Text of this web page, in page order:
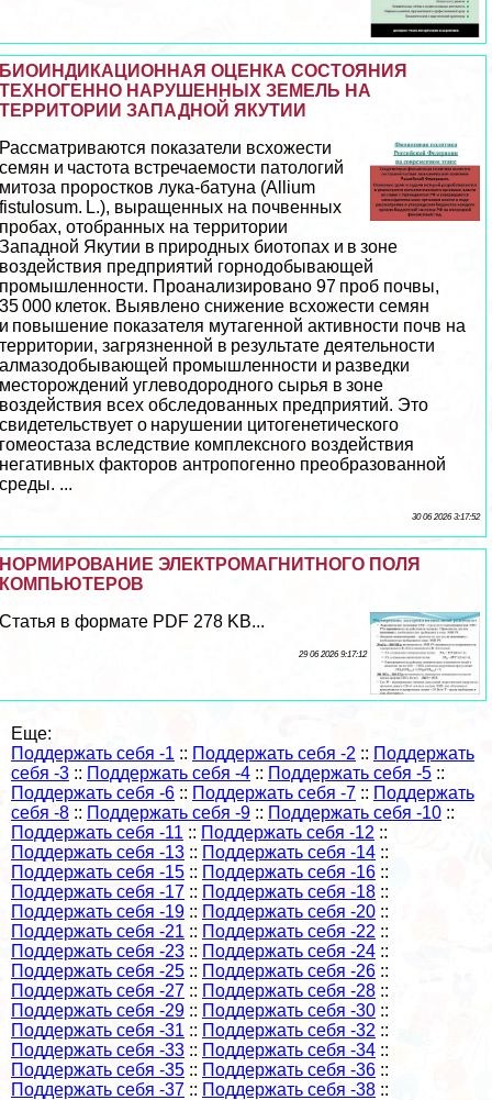
БИОИНДИКАЦИОННАЯ ОЦЕНКА СОСТОЯНИЯ
ТЕХНОГЕННО НАРУШЕННЫХ ЗЕМЕЛЬ НА
ТЕРРИТОРИИ ЗАПАДНОЙ ЯКУТИИ
Рассматриваются показатели всхожести
семян и частота встречаемости патологий
митоза проростков лука-батуна (Allium
fistulosum. L.), выращенных на почвенных
пробах, отобранных на территории
Западной Якутии в природных биотопах и в зоне
воздействия предприятий горнодобывающей
промышленности. Проанализировано 97 проб почвы,
35 000 клеток. Выявлено снижение всхожести семян
и повышение показателя мутагенной активности почв на
территории, загрязненной в результате деятельности
алмaзoдобывающей промышленности и разведки
месторождений углеводородного сырья в зоне
воздействия всех обследованных предприятий. Это
свидетельствует о нарушении цитогенетического
гомеостаза вследствие комплексного воздействия
негативных факторов антропогенно преобразованной
среды. ...
30 06 2026 3:17:52
НОРМИРОВАНИЕ ЭЛЕКТРОМАГНИТНОГО ПОЛЯ
КОМПЬЮТЕРОВ
Статья в формате PDF 278 KB...
29 06 2026 9:17:12
Еще:
Поддержать себя -1 :: Поддержать себя -2 :: Поддержать
себя -3 :: Поддержать себя -4 :: Поддержать себя -5 ::
Поддержать себя -6 :: Поддержать себя -7 :: Поддержать
себя -8 :: Поддержать себя -9 :: Поддержать себя -10 ::
Поддержать себя -11 :: Поддержать себя -12 ::
Поддержать себя -13 :: Поддержать себя -14 ::
Поддержать себя -15 :: Поддержать себя -16 ::
Поддержать себя -17 :: Поддержать себя -18 ::
Поддержать себя -19 :: Поддержать себя -20 ::
Поддержать себя -21 :: Поддержать себя -22 ::
Поддержать себя -23 :: Поддержать себя -24 ::
Поддержать себя -25 :: Поддержать себя -26 ::
Поддержать себя -27 :: Поддержать себя -28 ::
Поддержать себя -29 :: Поддержать себя -30 ::
Поддержать себя -31 :: Поддержать себя -32 ::
Поддержать себя -33 :: Поддержать себя -34 ::
Поддержать себя -35 :: Поддержать себя -36 ::
Поддержать себя -37 :: Поддержать себя -38 ::